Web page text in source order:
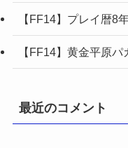
【FF14】プレイ暦8
【FF14】黄金平原
最近のコメント